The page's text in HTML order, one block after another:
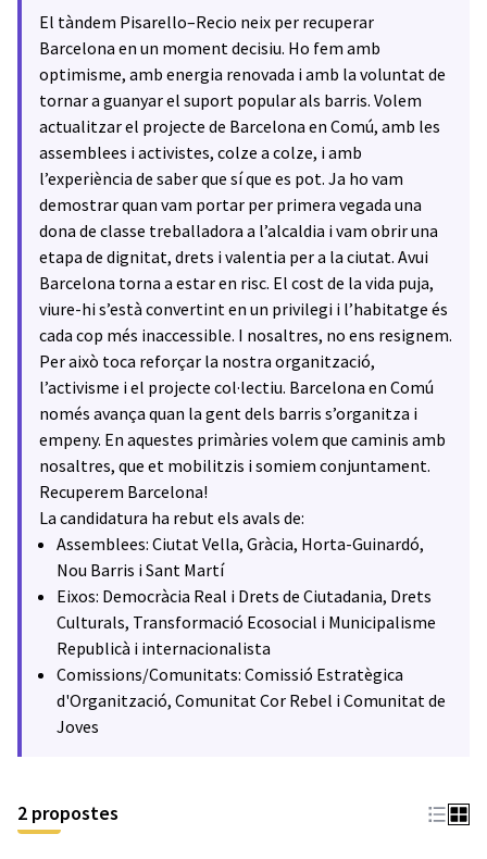
El tàndem Pisarello–Recio neix per recuperar
Barcelona en un moment decisiu. Ho fem amb
optimisme, amb energia renovada i amb la voluntat de
tornar a guanyar el suport popular als barris. Volem
actualitzar el projecte de Barcelona en Comú, amb les
assemblees i activistes, colze a colze, i amb
l’experiència de saber que sí que es pot. Ja ho vam
demostrar quan vam portar per primera vegada una
dona de classe treballadora a l’alcaldia i vam obrir una
etapa de dignitat, drets i valentia per a la ciutat. Avui
Barcelona torna a estar en risc. El cost de la vida puja,
viure-hi s’està convertint en un privilegi i l’habitatge és
cada cop més inaccessible. I nosaltres, no ens resignem.
Per això toca reforçar la nostra organització,
l’activisme i el projecte col·lectiu. Barcelona en Comú
només avança quan la gent dels barris s’organitza i
empeny. En aquestes primàries volem que caminis amb
nosaltres, que et mobilitzis i somiem conjuntament.
Recuperem Barcelona!
La candidatura ha rebut els avals de:
Assemblees: Ciutat Vella, Gràcia, Horta-Guinardó,
Nou Barris i Sant Martí
Eixos: Democràcia Real i Drets de Ciutadania, Drets
Culturals, Transformació Ecosocial i Municipalisme
Republicà i internacionalista
Comissions/Comunitats: Comissió Estratègica
d'Organització, Comunitat Cor Rebel i Comunitat de
Joves
2 propostes